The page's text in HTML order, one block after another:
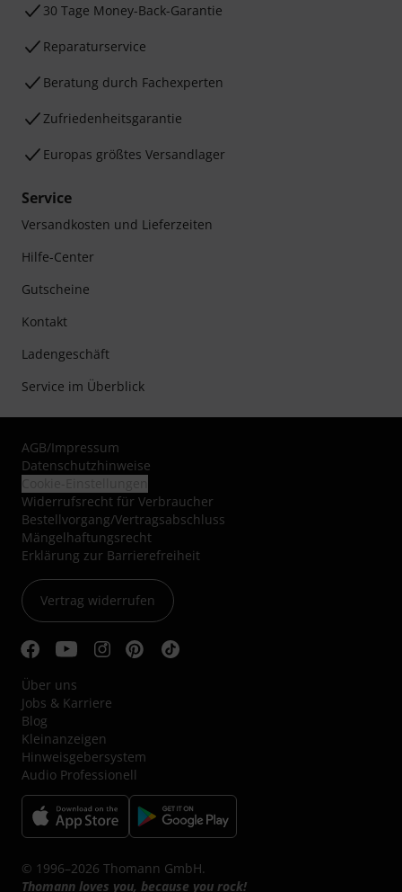
30 Tage Money-Back-Garantie
Reparaturservice
Beratung durch Fachexperten
Zufriedenheitsgarantie
Europas größtes Versandlager
Service
Versandkosten und Lieferzeiten
Hilfe-Center
Gutscheine
Kontakt
Ladengeschäft
Service im Überblick
AGB/Impressum
Datenschutzhinweise
Widerrufsrecht für Verbraucher
Bestellvorgang/Vertragsabschluss
Mängelhaftungsrecht
Erklärung zur Barrierefreiheit
Vertrag widerrufen
Über uns
Jobs & Karriere
Blog
Kleinanzeigen
Hinweisgebersystem
Audio Professionell
© 1996–2026 Thomann GmbH.
Thomann loves you, because you rock!